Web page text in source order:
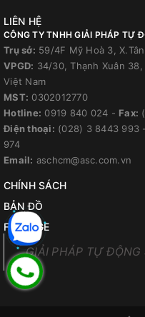
LIÊN HỆ
CÔNG TY TNHH GIẢI PHÁP TỰ
Trụ sở: 59/4F Mỹ Hoà 3,
VPGD: 34/30, Thạnh Xuân
Việt Nam
MST: 0302012770
Hotline: 0919 840 024 - Fax:
Điện thoại: (028) 3 8443 993 -
974
Email: aschcm@asc.com.vn
CHÍNH SÁCH
BẢN ĐỒ
FANPAGE
GIẢI PHÁP TỰ ĐỘNG